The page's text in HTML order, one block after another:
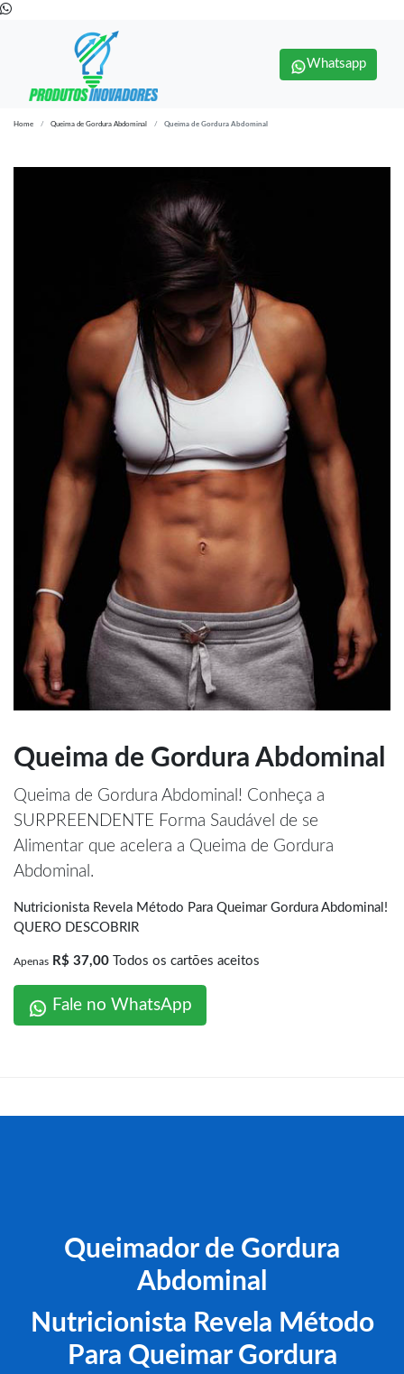
Whatsapp
Home Queima de Gordura Abdominal Queima de Gordura Abdominal
Queima de Gordura Abdominal
Queima de Gordura Abdominal! Conheça a
SURPREENDENTE Forma Saudável de se
Alimentar que acelera a Queima de Gordura
Abdominal.
Nutricionista Revela Método Para Queimar Gordura Abdominal!
QUERO DESCOBRIR
Apenas R$ 37,00 Todos os cartões aceitos
Fale no WhatsApp
Queimador de Gordura
Abdominal
Nutricionista Revela Método
Para Queimar Gordura